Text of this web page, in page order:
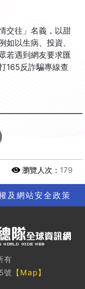
交往」名義，以甜
如以生病、投資、
若遇到網友要求匯
165反詐騙專線查
瀏覽人次： 179
及網站安全政策
有
號 【Map】